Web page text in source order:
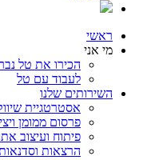
ראשי
מי אני
הכירו את טל
לעבוד עם טל
השירותים שלנו
אסטרטגיית
פרסום ממומן
פיתוח ועיצוב
הרצאות